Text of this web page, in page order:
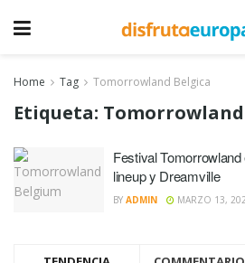
Home Tag Tomorrowland Belgica
Etiqueta:
Festival
lineup y Dreamville
BY ADMIN MARZO 13,